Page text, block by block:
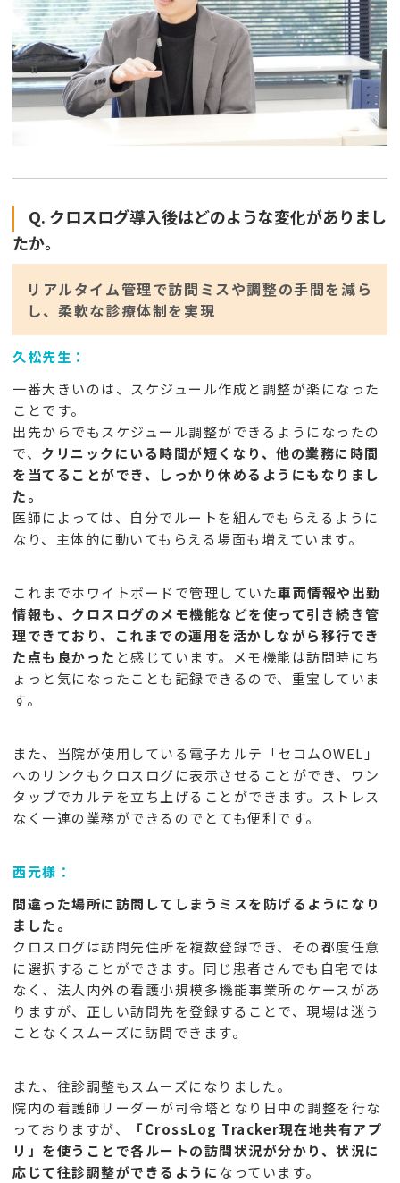
Q. クロスログ導入後はどのような変化がありまし
たか。
リアルタイム管理で訪問ミスや調整の手間を減ら
し、柔軟な診療体制を実現
久松先生：
一番大きいのは、スケジュール作成と調整が楽になった
ことです。
出先からでもスケジュール調整ができるようになったの
で、 クリニックにいる時間が短くなり、他の業務に時間
を当てることができ、しっかり休めるようにもなりまし
た。
医師によっては、自分でルートを組んでもらえるように
なり、主体的に動いてもらえる場面も増えています。
これまでホワイトボードで管理していた車両情報や出勤
情報も、クロスログのメモ機能などを使って引き続き管
理できており、これまでの運用を活かしながら移行でき
た点も良かった と感じています。メモ機能は訪問時にち
ょっと気になったことも記録できるので、重宝していま
す。
また、当院が使用している電子カルテ「セコムOWEL」
へのリンクもクロスログに表示させることができ、ワン
タップでカルテを立ち上げることができます。ストレス
なく一連の業務ができるのでとても便利です。
西元様：
間違った場所に訪問してしまうミスを防げるようになり
ました。
クロスログは訪問先住所を複数登録でき、その都度任意
に選択することができます。同じ患者さんでも自宅では
なく、法人内外の看護小規模多機能事業所のケースがあ
りますが、正しい訪問先を登録することで、現場は迷う
ことなくスムーズに訪問できます。
また、往診調整もスムーズになりました。
院内の看護師リーダーが司令塔となり日中の調整を行な
っておりますが、
「CrossLog Tracker現在地共有アプ
リ」を使うことで各ルートの訪問状況が分かり、状況に
応じて往診調整ができるように なっています。